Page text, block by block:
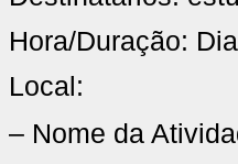
Hora/Duração:
Local:
– Nome da